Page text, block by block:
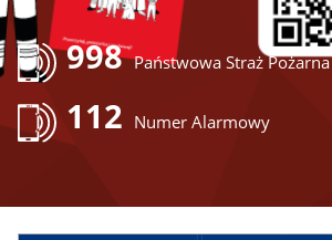
998 Państwowa Straż Pożarna
112 Numer Alarmowy